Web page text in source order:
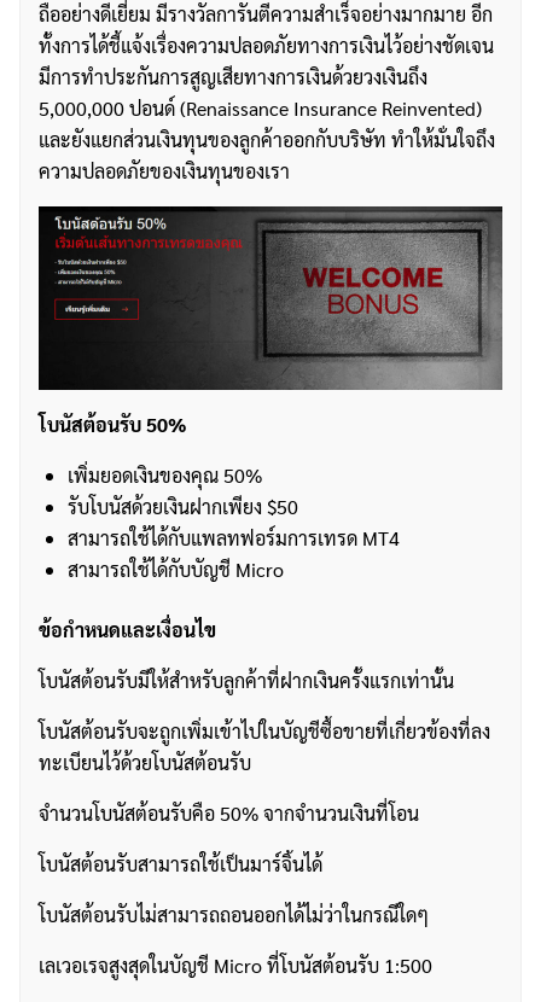
ถืออย่างดีเยี่ยม มีรางวัลการันตีความสำเร็จอย่างมากมาย อีก
ทั้งการได้ชี้แจ้งเรื่องความปลอดภัยทางการเงินไว้อย่างชัดเจน
มีการทำประกันการสูญเสียทางการเงินด้วยวงเงินถึง
5,000,000 ปอนด์ (Renaissance Insurance Reinvented)
และยังแยกส่วนเงินทุนของลูกค้าออกกับบริษัท ทำให้มั่นใจถึง
ความปลอดภัยของเงินทุนของเรา
โบนัสต้อนรับ 50%
เพิ่มยอดเงินของคุณ 50%
รับโบนัสด้วยเงินฝากเพียง $50
สามารถใช้ได้กับแพลทฟอร์มการเทรด MT4
สามารถใช้ได้กับบัญชี Micro
ข้อกำหนดและเงื่อนไข
โบนัสต้อนรับมีให้สำหรับลูกค้าที่ฝากเงินครั้งแรกเท่านั้น
โบนัสต้อนรับจะถูกเพิ่มเข้าไปในบัญชีซื้อขายที่เกี่ยวข้องที่ลง
ทะเบียนไว้ด้วยโบนัสต้อนรับ
จำนวนโบนัสต้อนรับคือ 50% จากจำนวนเงินที่โอน
โบนัสต้อนรับสามารถใช้เป็นมาร์จิ้นได้
โบนัสต้อนรับไม่สามารถถอนออกได้ไม่ว่าในกรณีใดๆ
เลเวอเรจสูงสุดในบัญชี Micro ที่โบนัสต้อนรับ 1:500